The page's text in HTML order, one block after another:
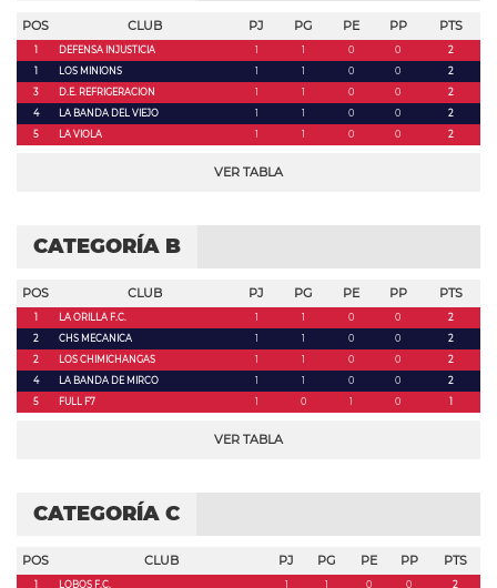
POS CLUB PJ PG PE PP PTS
1 DEFENSA INJUSTICIA 1 1 0 0
2
1
LOS MINIONS 1 1 0 0
2
3
D.E. REFRIGERACION 1 1 0 0
2
4
LA BANDA DEL VIEJO 1 1 0 0
2
5
LA VIOLA 1 1 0 0 2
VER TABLA
CATEGORÍA B
POS CLUB PJ PG PE PP PTS
1 LA ORILLA F.C. 1 1 0 0
2
2
CHS MECANICA 1 1 0 0
2
2
LOS CHIMICHANGAS 1 1 0 0
2
4
LA BANDA DE MIRCO 1 1 0 0
2
5
FULL F7 1 0 1 0 1
VER TABLA
CATEGORÍA C
POS CLUB PJ PG PE PP PTS
1 LOBOS F.C. 1 1 0 0
2